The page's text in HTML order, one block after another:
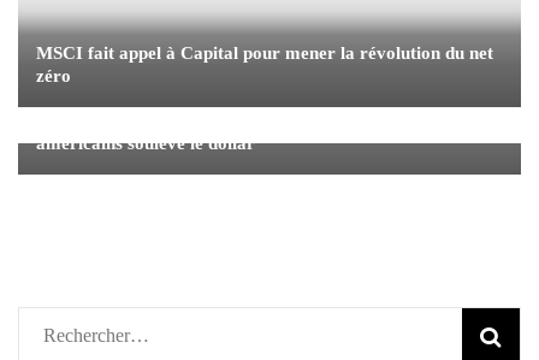
MSCI fait appel à Capital pour mener la révolution du net
zéro
américains soulève le dollar
Rechercher :